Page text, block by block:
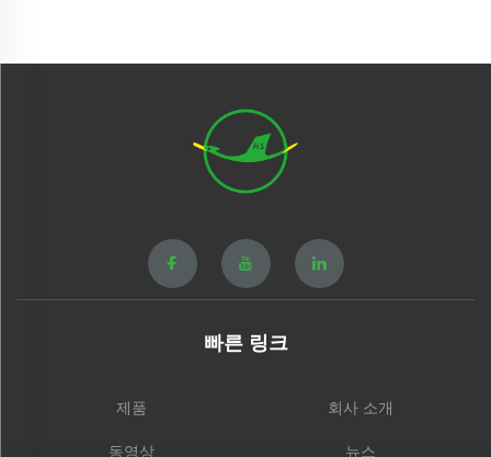
빠른 링크
제품 회사 소개
동영상 뉴스